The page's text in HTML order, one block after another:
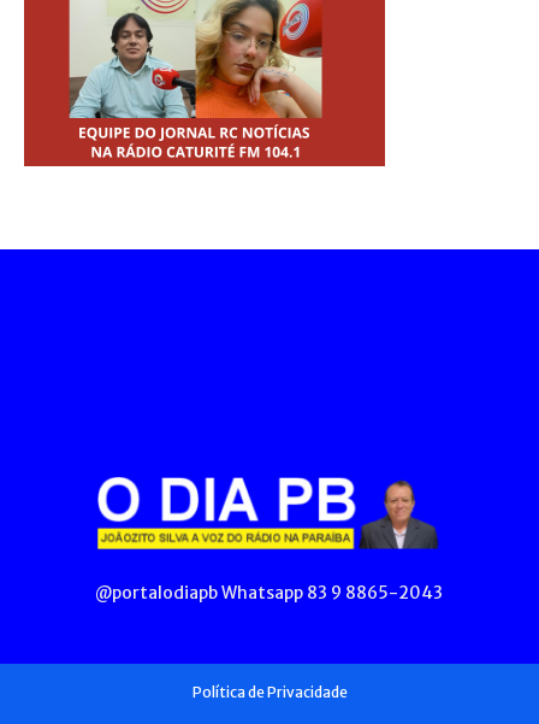
@portalodiapb Whatsapp 83 9 8865-2043
Política de Privacidade